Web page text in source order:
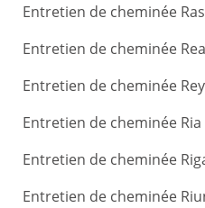
Entretien de cheminée
Entretien de cheminée
Entretien de cheminée
Entretien de cheminée Ria
Entretien de cheminée
Entretien de cheminée